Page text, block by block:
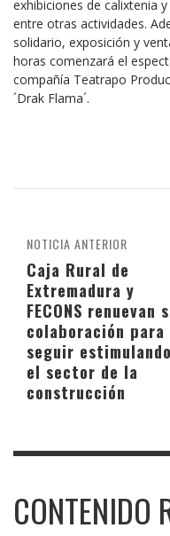
exhibiciones de calixtenia
entre otras actividades.
solidario, exposición y
horas comenzará el
compañía Teatrapo
´Drak Flama´.
NOTICIA ANTERIOR
Caja Rural de
Extremadura y
FECONS renuevan
colaboración para
seguir estimulando
el sector de la
construcción
CONTENIDO